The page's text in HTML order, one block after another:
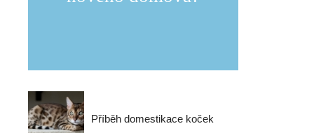
Příběh domestikace koček